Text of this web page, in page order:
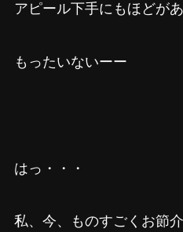
アピール下手にもほどが
もったいないーー
はっ・・・
私、今、ものすごくお節